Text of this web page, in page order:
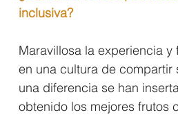
inclusiva?
Maravillosa la experiencia
en una cultura de
una diferencia se han
obtenido los mejores frutos